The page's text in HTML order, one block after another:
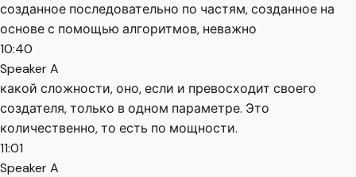
созданное последовательно по частям, созданное на
основе с помощью алгоритмов, неважно
10:40
Speaker A
какой сложности, оно, если и превосходит своего
создателя, только в одном параметре. Это
количественно, то есть по мощности.
11:01
Speaker A